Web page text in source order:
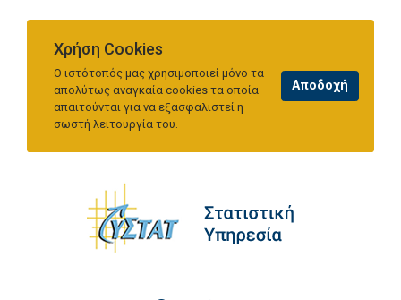
Χρήση Cookies
Ο ιστότοπός μας χρησιμοποιεί μόνο τα
απολύτως αναγκαία cookies τα οποία
απαιτούνται για να εξασφαλιστεί η
σωστή λειτουργία του.